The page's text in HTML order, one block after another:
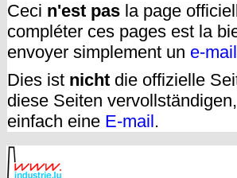
Ceci n'est pas la page
compléter ces pages est la
envoyer simplement un e-
Dies ist nicht die offizielle
diese Seiten
einfach eine E-mail.